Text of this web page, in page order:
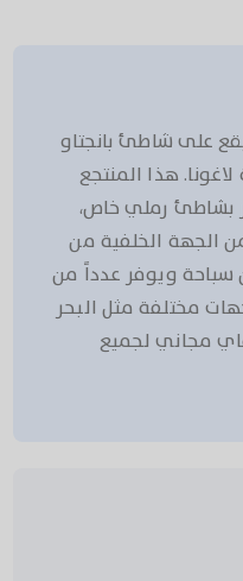
على شاطئ بانجتاو
هذا المنتجع
بشاطئ رملي خاص،
الجهة الخلفية من
ويوفر عدداً من
مختلفة مثل البحر
مجاني لجميع